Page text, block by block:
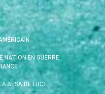
NATION EN GUERRE
BESA DE LUCE